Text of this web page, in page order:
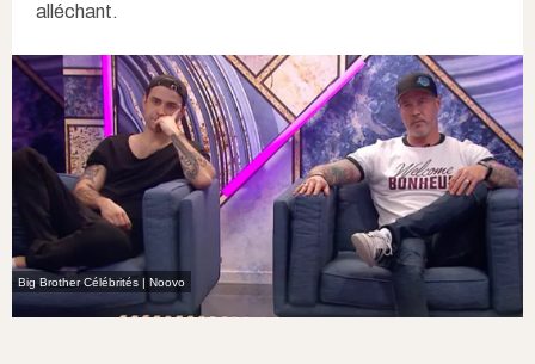
alléchant.
Big Brother Célébrités | Noovo